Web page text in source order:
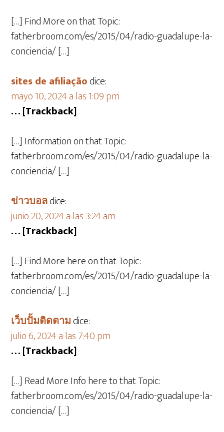
[…] Find More on that Topic:
fatherbroom.com/es/2015/04/radio-guadalupe-la-
conciencia/ […]
sites de afiliaçãodice:
mayo 10, 2024 a las 1:09 pm
… [Trackback]
[…] Information on that Topic:
fatherbroom.com/es/2015/04/radio-guadalupe-la-
conciencia/ […]
ข่าวบอลdice:
junio 20, 2024 a las 3:24 am
… [Trackback]
[…] Find More here on that Topic:
fatherbroom.com/es/2015/04/radio-guadalupe-la-
conciencia/ […]
เว็บปั้มติดตามdice:
julio 6, 2024 a las 7:40 pm
… [Trackback]
[…] Read More Info here to that Topic:
fatherbroom.com/es/2015/04/radio-guadalupe-la-
conciencia/ […]